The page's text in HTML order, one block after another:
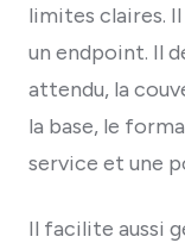
limites claires.
un endpoint. Il
attendu, la
la base, le
service et une
Il facilite aussi